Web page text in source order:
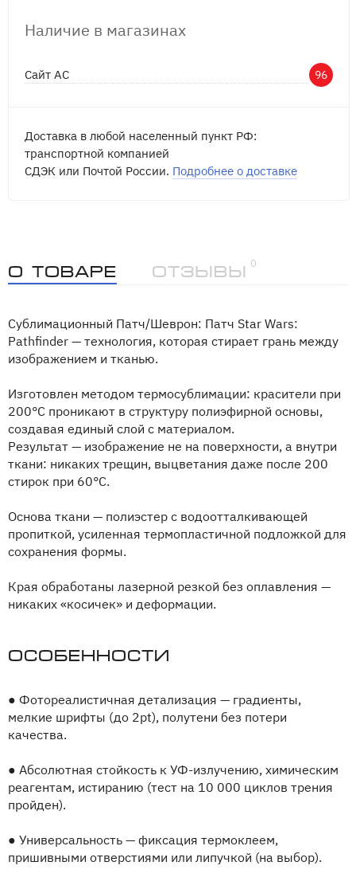
Наличие в магазинах
Сайт АС 96
Доставка в любой населенный пункт РФ:
транспортной компанией
СДЭК или Почтой России. Подробнее о доставке
О товаре Отзывы
0
Сублимационный Патч/Шеврон: Патч Star Wars:
Pathfinder — технология, которая стирает грань между
изображением и тканью.
Изготовлен методом термосублимации: красители при
200°C проникают в структуру полиэфирной основы,
создавая единый слой с материалом.
Результат — изображение не на поверхности, а внутри
ткани: никаких трещин, выцветания даже после 200
стирок при 60°C.
Основа ткани — полиэстер с водоотталкивающей
пропиткой, усиленная термопластичной подложкой для
сохранения формы.
Края обработаны лазерной резкой без оплавления —
никаких «косичек» и деформации.
Особенности
● Фотореалистичная детализация — градиенты,
мелкие шрифты (до 2pt), полутени без потери
качества.
● Абсолютная стойкость к УФ-излучению, химическим
реагентам, истиранию (тест на 10 000 циклов трения
пройден).
● Универсальность — фиксация термоклеем,
пришивными отверстиями или липучкой (на выбор).